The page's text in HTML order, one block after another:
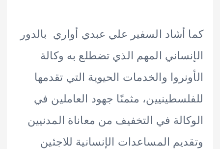
السفير علي عبدي أواري بالدور
المهم الذي تضطلع به وكالة
والخدمات الحيوية التي تقدمها
مثمنًا جهود العاملين في
في التخفيف من معاناة المدنيين
المساعدات الإنسانية للاجئين